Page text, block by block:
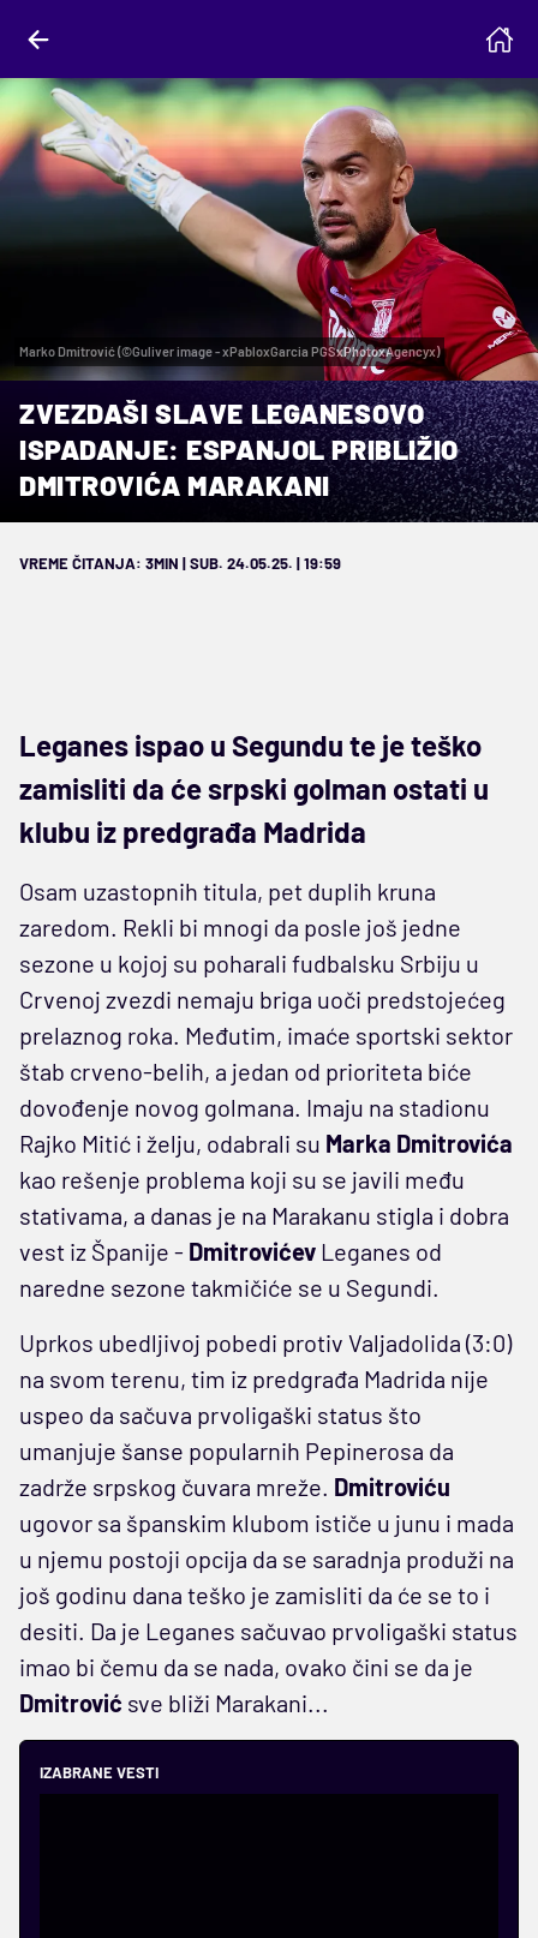
Marko Dmitrović (©Guliver image - xPabloxGarcia PGSxPhotoxAgencyx)
ZVEZDAŠI SLAVE LEGANESOVO
ISPADANJE: ESPANJOL PRIBLIŽIO
DMITROVIĆA MARAKANI
VREME ČITANJA: 3MIN | SUB. 24.05.25. | 19:59
Leganes ispao u Segundu te je teško
zamisliti da će srpski golman ostati u
klubu iz predgrađa Madrida
Osam uzastopnih titula, pet duplih kruna
zaredom. Rekli bi mnogi da posle još jedne
sezone u kojoj su poharali fudbalsku Srbiju u
Crvenoj zvezdi nemaju briga uoči predstojećeg
prelaznog roka. Međutim, imaće sportski sektor
štab crveno-belih, a jedan od prioriteta biće
dovođenje novog golmana. Imaju na stadionu
Rajko Mitić i želju, odabrali su Marka Dmitrovića
kao rešenje problema koji su se javili među
stativama, a danas je na Marakanu stigla i dobra
vest iz Španije - Dmitrovićev Leganes od
naredne sezone takmičiće se u Segundi.
Uprkos ubedljivoj pobedi protiv Valjadolida (3:0)
na svom terenu, tim iz predgrađa Madrida nije
uspeo da sačuva prvoligaški status što
umanjuje šanse popularnih Pepinerosa da
zadrže srpskog čuvara mreže. Dmitroviću
ugovor sa španskim klubom ističe u junu i mada
u njemu postoji opcija da se saradnja produži na
još godinu dana teško je zamisliti da će se to i
desiti. Da je Leganes sačuvao prvoligaški status
imao bi čemu da se nada, ovako čini se da je
Dmitrović sve bliži Marakani...
IZABRANE VESTI